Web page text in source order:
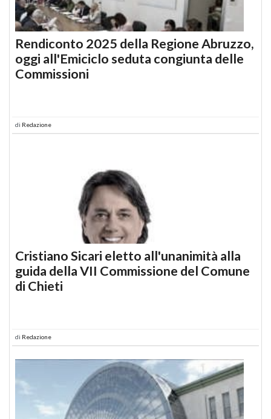
Rendiconto 2025 della Regione Abruzzo,
oggi all'Emiciclo seduta congiunta delle
Commissioni
di Redazione
Cristiano Sicari eletto all'unanimità alla
guida della VII Commissione del Comune
di Chieti
di Redazione